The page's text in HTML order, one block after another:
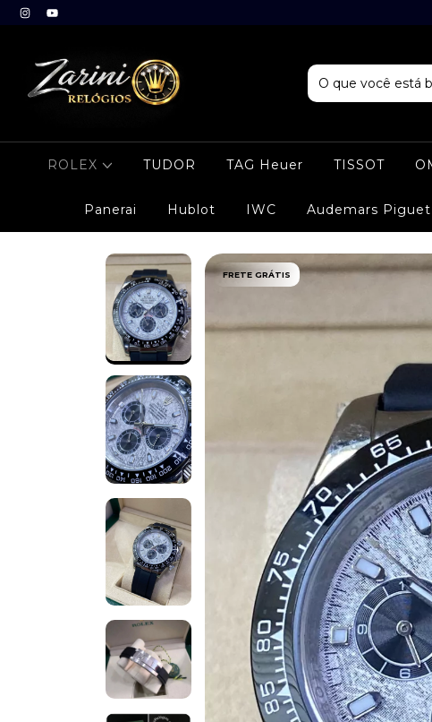
ROLEX TUDOR TAG Heuer TISSOT
Panerai Hublot IWC Audemars Piguet
FRETE GRÁTIS